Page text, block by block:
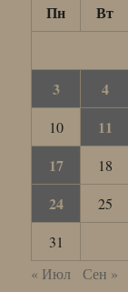
Пн Вт
3
4
10
11
17 18
24
25
31
« Июл
Сен »